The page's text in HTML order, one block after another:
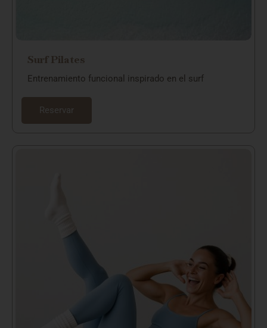
Surf Pilates
Entrenamiento funcional inspirado en el surf
Reservar